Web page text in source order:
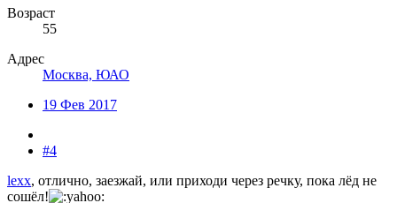
Возраст
55
Адрес
Москва, ЮАО
19 Фев 2017
#4
lexx, отлично, заезжай, или приходи через речку, пока лёд не
сошёл!